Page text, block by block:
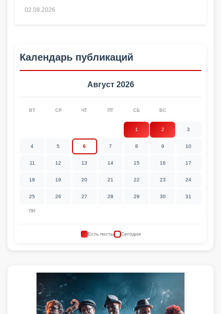
02.08.2026
Календарь публикаций
Август 2026
ПН
ВТ СР ЧТ ПТ СБ ВС
1 2 3
4 5 6 7 8 9 10
11 12 13 14 15 16 17
18 19 20 21 22 23 24
25 26 27 28 29 30 31
Есть посты Сегодня